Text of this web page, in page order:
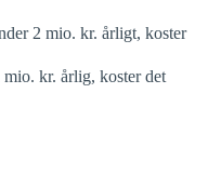
2 mio. kr. årligt, koster
kr. årlig, koster det